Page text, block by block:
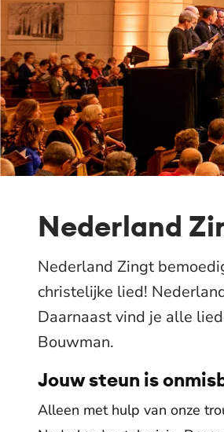
Nederland
Nederland Zingt
christelijke lied!
Daarnaast vind je alle
Bouwman.
Jouw steun is
Alleen met hulp van onze